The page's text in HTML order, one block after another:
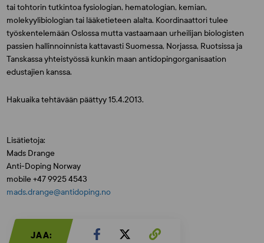
tai tohtorin tutkintoa fysiologian, hematologian, kemian,
molekyylibiologian tai lääketieteen alalta. Koordinaattori tulee
työskentelemään Oslossa mutta vastaamaan urheilijan biologisten
passien hallinnoinnista kattavasti Suomessa, Norjassa, Ruotsissa ja
Tanskassa yhteistyössä kunkin maan antidopingorganisaation
edustajien kanssa.
Hakuaika tehtävään päättyy 15.4.2013.
Lisätietoja:
Mads Drange
Anti-Doping Norway
mobile +47 9925 4543
mads.drange@antidoping.no
JAA: